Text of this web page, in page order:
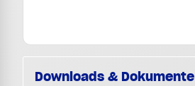
Downloads & Dokumente